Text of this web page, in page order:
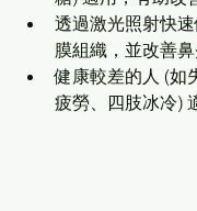
透過激光照射快
膜組織，並改善
健康較差的人 (如
疲勞、四肢冰冷)